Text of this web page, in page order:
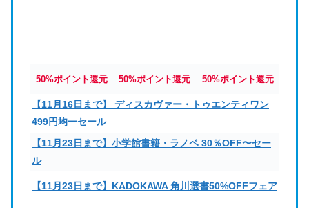
50%ポイント還元 50%ポイント還元 50%ポイント還元
【11月16日まで】 ディスカヴァー・トゥエンティワン
499円均一セール
【11月23日まで】小学館書籍・ラノベ 30％OFF〜セー
ル
【11月23日まで】KADOKAWA 角川選書50%OFFフェア